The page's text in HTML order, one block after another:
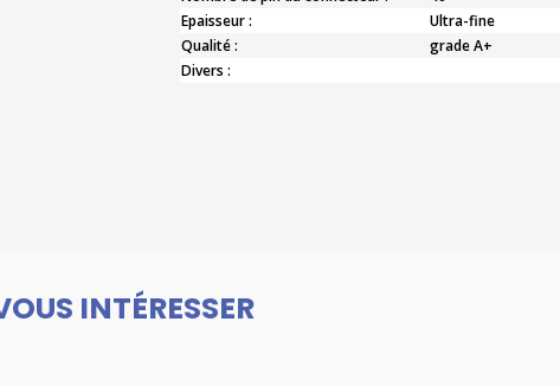
Epaisseur :
Ultra-fine
Qualité :
grade A+
Divers :
INTÉRESSER